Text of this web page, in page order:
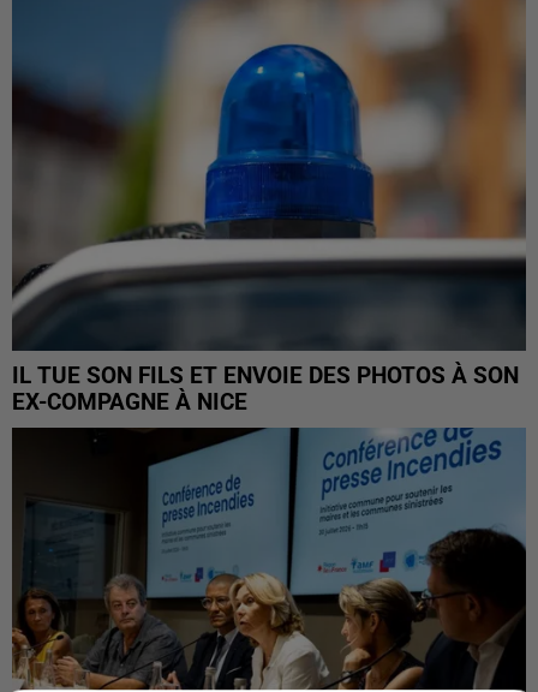
IL TUE SON FILS ET ENVOIE DES PHOTOS À SON
EX-COMPAGNE À NICE